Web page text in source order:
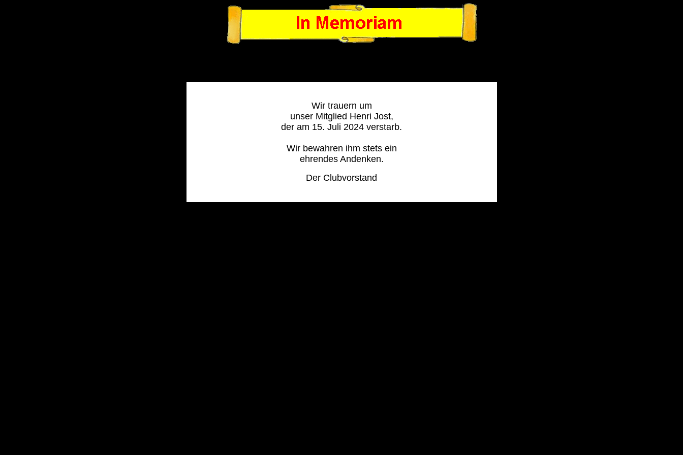
Wir trauern um
unser Mitglied Henri Jost,
der am 15. Juli 2024 verstarb.
Wir bewahren ihm stets ein
ehrendes Andenken.
Der Clubvorstand